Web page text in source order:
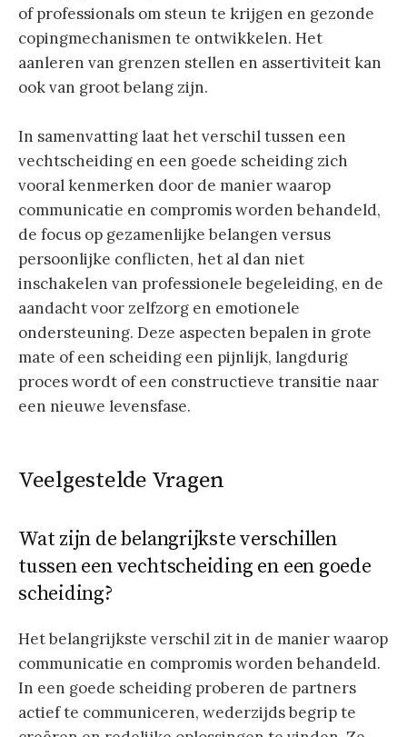
of professionals om steun te krijgen en gezonde
copingmechanismen te ontwikkelen. Het
aanleren van grenzen stellen en assertiviteit kan
ook van groot belang zijn.
In samenvatting laat het verschil tussen een
vechtscheiding en een goede scheiding zich
vooral kenmerken door de manier waarop
communicatie en compromis worden behandeld,
de focus op gezamenlijke belangen versus
persoonlijke conflicten, het al dan niet
inschakelen van professionele begeleiding, en de
aandacht voor zelfzorg en emotionele
ondersteuning. Deze aspecten bepalen in grote
mate of een scheiding een pijnlijk, langdurig
proces wordt of een constructieve transitie naar
een nieuwe levensfase.
Veelgestelde Vragen
Wat zijn de belangrijkste verschillen
tussen een vechtscheiding en een goede
scheiding?
Het belangrijkste verschil zit in de manier waarop
communicatie en compromis worden behandeld.
In een goede scheiding proberen de partners
actief te communiceren, wederzijds begrip te